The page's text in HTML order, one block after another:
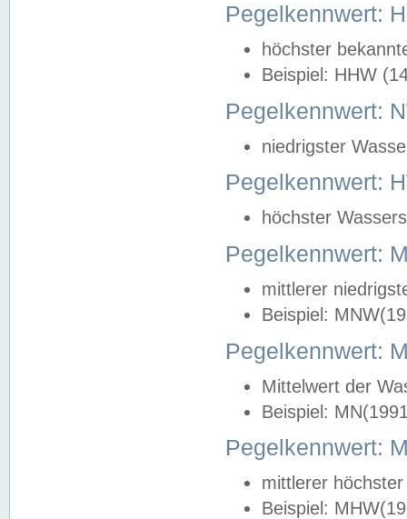
Pegelkennwert:
höchster
Beispiel: HHW
Pegelkennwert:
niedrigster
Pegelkennwert:
höchster
Pegelkennwert:
mittlerer
Beispiel:
Pegelkennwert:
Mittelwert der
Beispiel:
Pegelkennwert:
mittlerer
Beispiel: